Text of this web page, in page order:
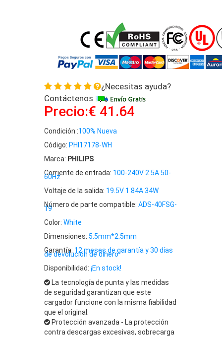
¿Necesitas ayuda?
Contáctenos
Precio:€ 41.64
Condición :100% Nueva
Código: PHI17178-WH
Marca: PHILIPS
Corriente de entrada: 100-240V 2.5A 50-
60Hz
Voltaje de la salida: 19.5V 1.84A 34W
Número de parte compatible: ADS-40FSG-
19
Color: White
Dimensiones: 5.5mm*2.5mm
Garantía: 12 meses de garantía y 30 días
de devolución de dinero
Disponibilidad: ¡En stock!
La tecnología de punta y las medidas
de seguridad garantizan que este
cargador funcione con la misma fiabilidad
que el original.
Protección avanzada - La protección
contra descargas excesivas, sobrecarga